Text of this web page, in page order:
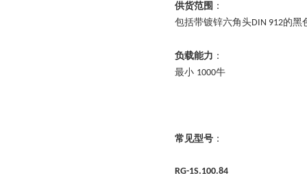
供货范围 ：
包括带镀锌六角头DIN 912的黑
负载能力 ：
最小 1000牛
常见型号 ：
RG-1S.100.84